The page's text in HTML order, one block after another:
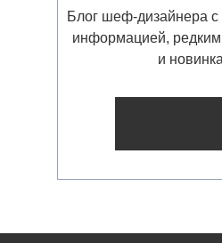
Блог шеф-дизайнера с
информацией,
и